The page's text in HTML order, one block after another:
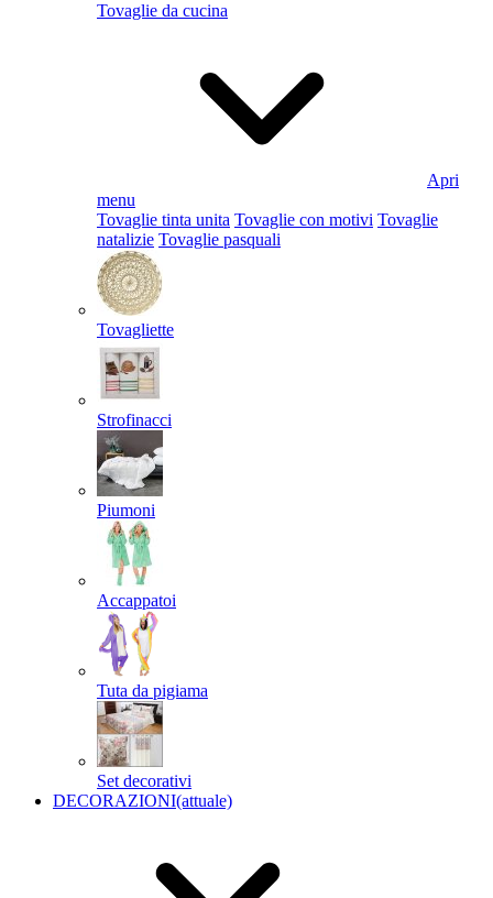
Tovaglie da cucina
Apri
menu
Tovaglie tinta unita Tovaglie con motivi Tovaglie
natalizie Tovaglie pasquali
Tovagliette
Strofinacci
Piumoni
Accappatoi
Tuta da pigiama
Set decorativi
DECORAZIONI(attuale)